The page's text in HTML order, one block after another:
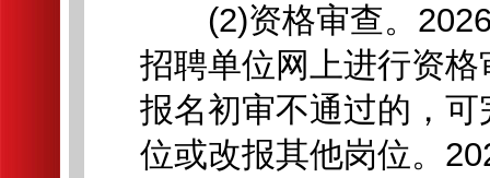
(2)资格审查。2026
招聘单位网上进行资
报名初审不通过的，
位或改报其他岗位。